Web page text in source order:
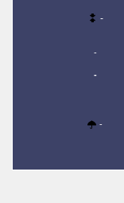
-
-
-
-